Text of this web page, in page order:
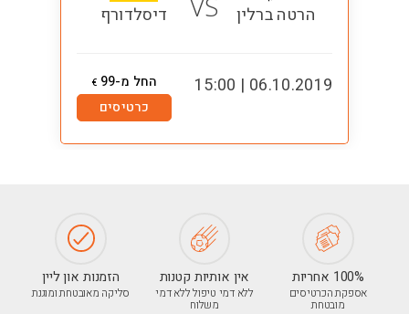
הרטה ברלין דיסלדורף
06.10.2019 | 15:00 החל מ-99 €
כרטיסים
100% אחריות
אספקת הכרטיסים
מובטחת
אין אותיות קטנות
ללא דמי טיפול ללא דמי
משלוח
הזמנות און ליין
סליקה מאובטחת ומוגנת